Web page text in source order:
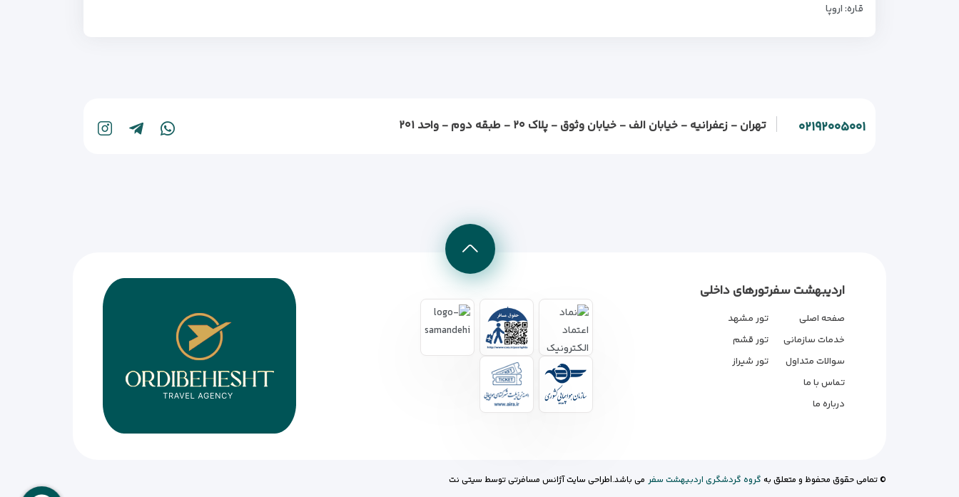
قاره: اروپا
۰۲۱۹۲۰۰۵۰۰۱ تهران - زعفرانیه - خیابان الف - خیابان وثوق - پلاک ۲۰ - طبقه دوم - واحد ۲۰۱
اردیبهشت سفر
صفحه اصلی
خدمات سازمانی
سوالات متداول
تماس با ما
درباره ما
تورهای داخلی
تور مشهد
تور قشم
تور شیراز
© تمامی حقوق محفوظ و متعلق به گروه گردشگری اردبیهشت سفر می باشد.|طراحی سایت آژانس مسافرتیتوسط سیتی نت